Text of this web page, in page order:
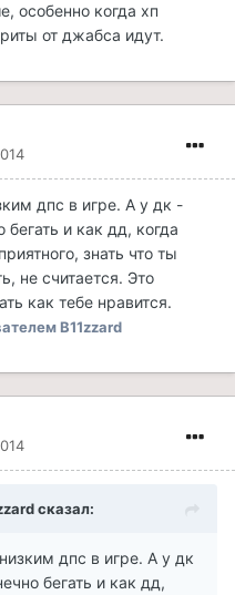
особенно когда хп
от джабса идут.
дпс в игре. А у дк -
и как дд, когда
знать что ты
не считается. Это
как тебе нравится.
B11zzard
сказал:
дпс в игре. А у дк
бегать и как дд,